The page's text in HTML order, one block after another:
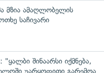
მზია ამაღლობელის
საჩივარი
შინაარსი იქმნება,
უარყოფითი გარემოა